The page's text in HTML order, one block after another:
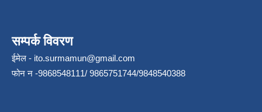
सम्पर्क विवरण
ईमेल - ito.surmamun@gmail.com
फोन न -9868548111/ 9865751744/9848540388